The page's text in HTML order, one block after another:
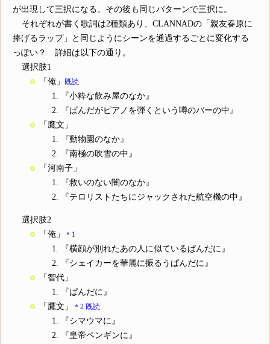
が出現して三択になる。その後も同じパターンで三択に。
それぞれが書く歌詞は2種類あり、CLANNADの「親友春原に
捧げるラップ」と同じようにシーンを通過するごとに変化する
っぽい？ 詳細は以下の通り。
選択肢1
「俺」
既読
『小粋な飲み屋のなか』
『ぱんだがピアノを弾くという噂のバーの中』
「鷹文」
『動物園のなか』
『南極の吹雪の中』
「河南子」
『救いのない闇のなか』
『テロリストたちにジャックされた航空機の中』
選択肢2
「俺」
＊1
『横顔が別れたあの人に似ているぱんだに』
『シェイカーを華麗に振るうぱんだに』
「智代」
『ぱんだに』
「鷹文」
＊2 既読
『シマウマに』
『皇帝ペンギンに』